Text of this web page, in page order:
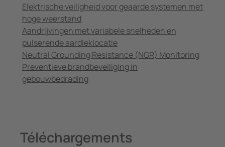
Elektrische veiligheid voor geaarde systemen met
hoge weerstand
Aandrijvingen met variabele snelheden en
pulserende aardleklocatie
Neutral Grounding Resistance (NGR) Monitoring
Preventieve brandbeveiliging in
gebouwbedrading
Téléchargements